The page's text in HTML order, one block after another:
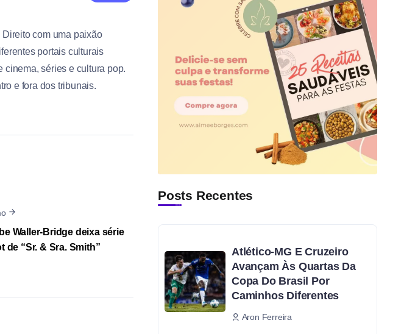
com uma paixão
portais culturais
cinema, séries e cultura pop.
e fora dos tribunais.
Waller-Bridge deixa série
de “Sr. & Sra. Smith”
Posts Recentes
Atlético-MG E Cruzeiro
Avançam Às Quartas Da
Copa Do Brasil Por
Caminhos Diferentes
Aron Ferreira